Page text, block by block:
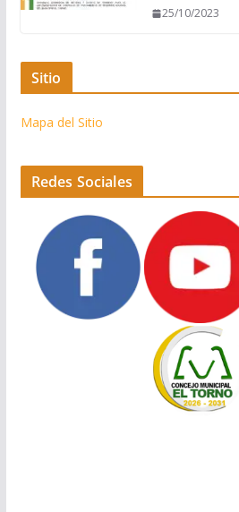
25/10/2023
Sitio
Mapa del Sitio
Redes Sociales